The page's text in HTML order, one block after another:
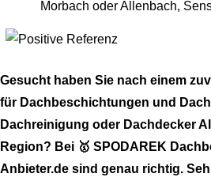
Gesucht haben Sie nach einem
für Dachbeschichtungen und
Dachreinigung oder Dachdecker
Region? Bei 🥇 SPODAREK
Anbieter.de sind genau richtig.